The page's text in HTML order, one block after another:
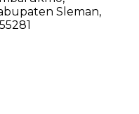
Sleman,